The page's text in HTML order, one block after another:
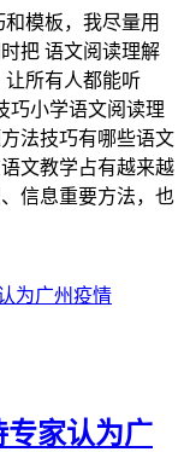
模板，我尽量用
把 语文阅读理解
所有人都能听
巧小学语文阅读理
法技巧有哪些语文
文教学占有越来越
信息重要方法，也
专家认为广